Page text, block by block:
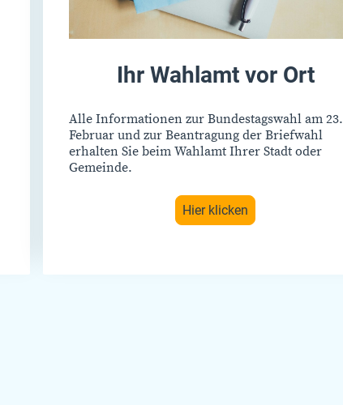
Ihr Wahlamt vor Ort
Alle Informationen zur Bundestagswahl am 23.
Februar und zur Beantragung der Briefwahl
erhalten Sie beim Wahlamt Ihrer Stadt oder
Gemeinde.
Hier klicken